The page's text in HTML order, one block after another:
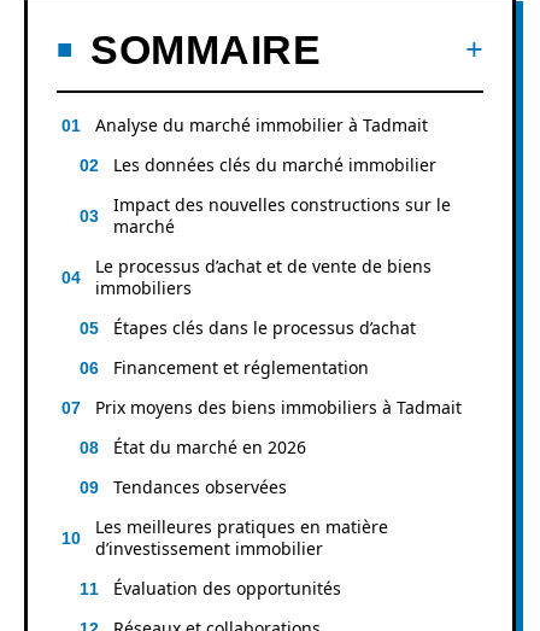
SOMMAIRE
Analyse du marché immobilier à Tadmait
Les données clés du marché immobilier
Impact des nouvelles constructions sur le
marché
Le processus d’achat et de vente de biens
immobiliers
Étapes clés dans le processus d’achat
Financement et réglementation
Prix moyens des biens immobiliers à Tadmait
État du marché en 2026
Tendances observées
Les meilleures pratiques en matière
d’investissement immobilier
Évaluation des opportunités